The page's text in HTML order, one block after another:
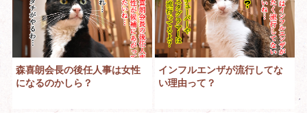
森喜朗会長の後任人事は女性
になるのかしら？
インフルエンザが流行してな
い理由って？